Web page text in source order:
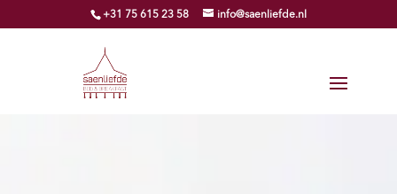
+31 75 615 23 58 info@saenliefde.nl